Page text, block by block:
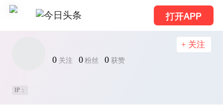
打开APP
0 关注 0 粉丝 0 获赞
+ 关注
IP：